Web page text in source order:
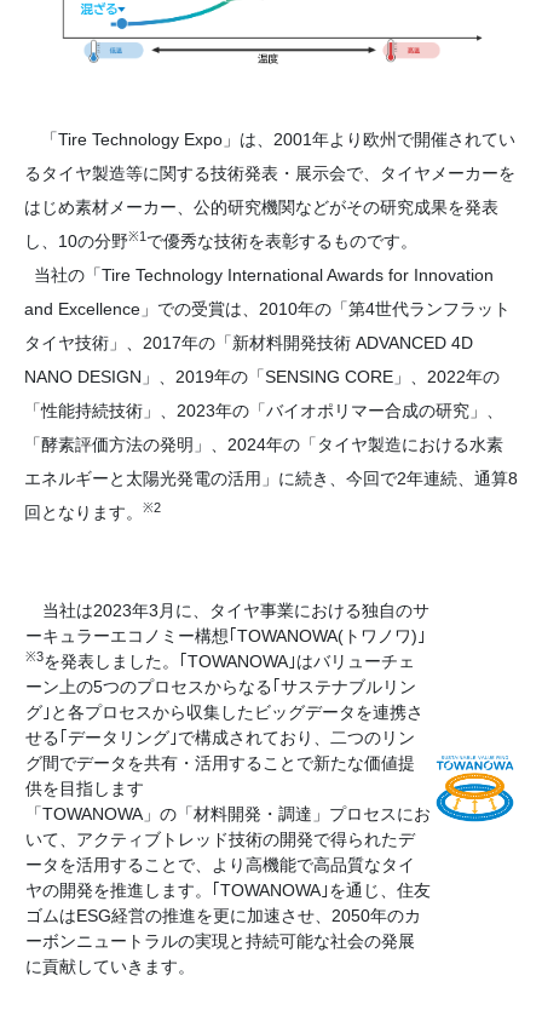
「Tire Technology Expo」は、2001年より欧州で開催されてい
るタイヤ製造等に関する技術発表・展示会で、タイヤメーカーを
はじめ素材メーカー、公的研究機関などがその研究成果を発表
し、10の分野※1 で優秀な技術を表彰するものです。
当社の「Tire Technology International Awards for Innovation
and Excellence」での受賞は、2010年の「第4世代ランフラット
タイヤ技術」、2017年の「新材料開発技術 ADVANCED 4D
NANO DESIGN」、2019年の「SENSING CORE」、2022年の
「性能持続技術」、2023年の「バイオポリマー合成の研究」、
「酵素評価方法の発明」、2024年の「タイヤ製造における水素
エネルギーと太陽光発電の活用」に続き、今回で2年連続、通算8
回となります。
※2
当社は2023年3月に、タイヤ事業における独自のサ
ーキュラーエコノミー構想｢TOWANOWA(トワノワ)｣
※3を発表しました。｢TOWANOWA｣はバリューチェ
ーン上の5つのプロセスからなる｢サステナブルリン
グ｣と各プロセスから収集したビッグデータを連携さ
せる｢データリング｣で構成されており、二つのリン
グ間でデータを共有・活用することで新たな価値提
供を目指します
「TOWANOWA」の「材料開発・調達」プロセスにお
いて、アクティブトレッド技術の開発で得られたデ
ータを活用することで、より高機能で高品質なタイ
ヤの開発を推進します。｢TOWANOWA｣を通じ、住友
ゴムはESG経営の推進を更に加速させ、2050年のカ
ーボンニュートラルの実現と持続可能な社会の発展
に貢献していきます。